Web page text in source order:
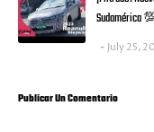
Sudamérica
July 25,
Publicar Un Comentario